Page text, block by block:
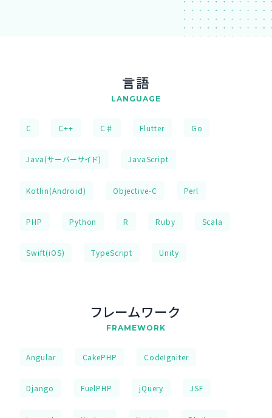
言語
LANGUAGE
C C++ C♯ Flutter Go
Java(サーバーサイド) JavaScript
Kotlin(Android) Objective-C Perl
PHP Python R Ruby Scala
Swift(iOS) TypeScript Unity
フレームワーク
FRAMEWORK
Angular CakePHP CodeIgniter
Django FuelPHP jQuery JSF